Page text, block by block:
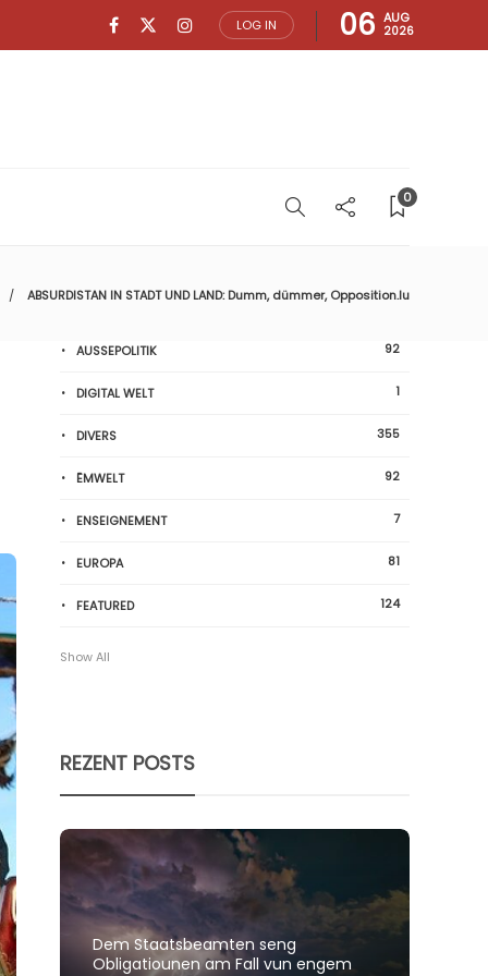
LOG IN 06 AUG
2026
0
ABSURDISTAN IN STADT UND LAND: Dumm, dümmer, Opposition.lu
AUSSEPOLITIK 92
DIGITAL WELT 1
DIVERS 355
ËMWELT 92
ENSEIGNEMENT 7
EUROPA 81
FEATURED 124
Show All
REZENT POSTS
Dem Staatsbeamten seng
Obligatiounen am Fall vun engem